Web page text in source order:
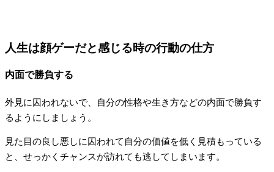
人生は顔ゲーだと感じる時の行動の仕方
内面で勝負する
外見に囚われないで、自分の性格や生き方などの内面で勝負す
るようにしましょう。
見た目の良し悪しに囚われて自分の価値を低く見積もっている
と、せっかくチャンスが訪れても逃してしまいます。